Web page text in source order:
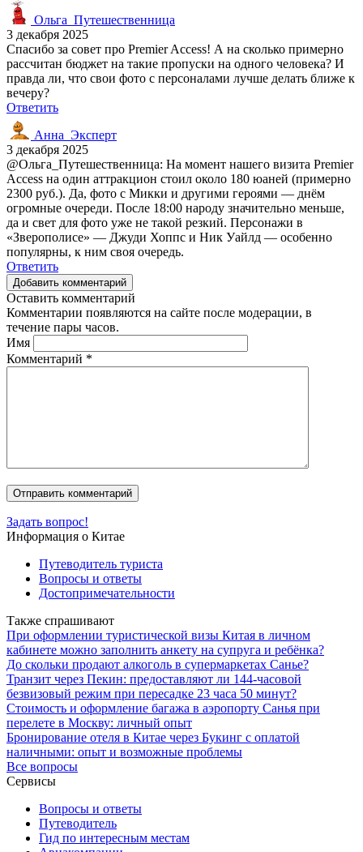
Ольга_Путешественница
3 декабря 2025
Спасибо за совет про Premier Access! А на сколько примерно
рассчитан бюджет на такие пропуски на одного человека? И
правда ли, что свои фото с персоналами лучше делать ближе к
вечеру?
Ответить
Анна_Эксперт
3 декабря 2025
@Ольга_Путешественница: На момент нашего визита Premier
Access на один аттракцион стоил около 180 юаней (примерно
2300 руб.). Да, фото с Микки и другими героями — днём
огромные очереди. После 18:00 народу значительно меньше,
да и свет для фото уже не такой резкий. Персонажи в
«Зверополисе» — Джуди Хоппс и Ник Уайлд — особенно
популярны, к ним своя очередь.
Ответить
Добавить комментарий
Оставить комментарий
Комментарии появляются на сайте после модерации, в
течение пары часов.
Имя
Комментарий *
Задать вопрос!
Информация о Китае
Путеводитель туриста
Вопросы и ответы
Достопримечательности
Также спрашивают
При оформлении туристической визы Китая в личном
кабинете можно заполнить анкету на супруга и ребёнка?
До скольки продают алкоголь в супермаркетах Санье?
Транзит через Пекин: предоставляют ли 144-часовой
безвизовый режим при пересадке 23 часа 50 минут?
Стоимость и оформление багажа в аэропорту Санья при
перелете в Москву: личный опыт
Бронирование отеля в Китае через Букинг с оплатой
наличными: опыт и возможные проблемы
Все вопросы
Сервисы
Вопросы и ответы
Путеводитель
Гид по интересным местам